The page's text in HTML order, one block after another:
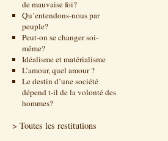
de mauvaise foi?
Qu’entendons-nous par
peuple?
Peut-on se changer soi-
même?
Idéalisme et matérialisme
L’amour, quel amour ?
Le destin d’une société
dépend t-il de la volonté des
hommes?
> Toutes les restitutions